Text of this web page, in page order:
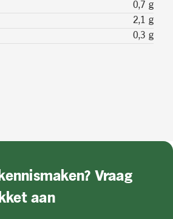
0,7 g
2,1 g
0,3 g
Vraag
aan